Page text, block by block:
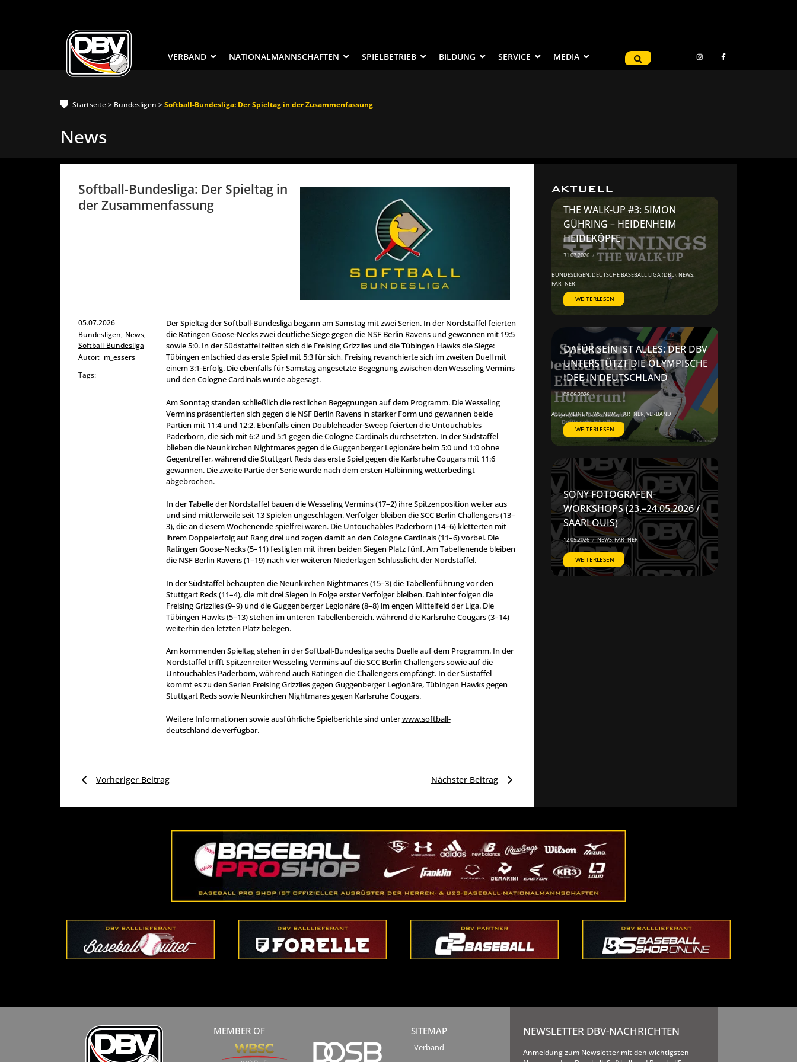
VERBAND NATIONALMANNSCHAFTEN SPIELBETRIEB BILDUNG SERVICE MEDIA
Startseite> Bundesligen >Softball-Bundesliga: Der Spieltag in der Zusammenfassung
News
Softball-Bundesliga: Der Spieltag in
der Zusammenfassung
05.07.2026
Bundesligen, News,
Softball-Bundesliga
Autor: m_essers
Tags:
Der Spieltag der Softball-Bundesliga begann am Samstag mit zwei Serien. In der Nordstaffel feierten
die Ratingen Goose-Necks zwei deutliche Siege gegen die NSF Berlin Ravens und gewannen mit 19:5
sowie 5:0. In der Südstaffel teilten sich die Freising Grizzlies und die Tübingen Hawks die Siege:
Tübingen entschied das erste Spiel mit 5:3 für sich, Freising revanchierte sich im zweiten Duell mit
einem 3:1-Erfolg. Die ebenfalls für Samstag angesetzte Begegnung zwischen den Wesseling Vermins
und den Cologne Cardinals wurde abgesagt.
Am Sonntag standen schließlich die restlichen Begegnungen auf dem Programm. Die Wesseling
Vermins präsentierten sich gegen die NSF Berlin Ravens in starker Form und gewannen beide
Partien mit 11:4 und 12:2. Ebenfalls einen Doubleheader-Sweep feierten die Untouchables
Paderborn, die sich mit 6:2 und 5:1 gegen die Cologne Cardinals durchsetzten. In der Südstaffel
blieben die Neunkirchen Nightmares gegen die Guggenberger Legionäre beim 5:0 und 1:0 ohne
Gegentreffer, während die Stuttgart Reds das erste Spiel gegen die Karlsruhe Cougars mit 11:6
gewannen. Die zweite Partie der Serie wurde nach dem ersten Halbinning wetterbedingt
abgebrochen.
In der Tabelle der Nordstaffel bauen die Wesseling Vermins (17–2) ihre Spitzenposition weiter aus
und sind mittlerweile seit 13 Spielen ungeschlagen. Verfolger bleiben die SCC Berlin Challengers (13–
3), die an diesem Wochenende spielfrei waren. Die Untouchables Paderborn (14–6) kletterten mit
ihrem Doppelerfolg auf Rang drei und zogen damit an den Cologne Cardinals (11–6) vorbei. Die
Ratingen Goose-Necks (5–11) festigten mit ihren beiden Siegen Platz fünf. Am Tabellenende bleiben
die NSF Berlin Ravens (1–19) nach vier weiteren Niederlagen Schlusslicht der Nordstaffel.
In der Südstaffel behaupten die Neunkirchen Nightmares (15–3) die Tabellenführung vor den
Stuttgart Reds (11–4), die mit drei Siegen in Folge erster Verfolger bleiben. Dahinter folgen die
Freising Grizzlies (9–9) und die Guggenberger Legionäre (8–8) im engen Mittelfeld der Liga. Die
Tübingen Hawks (5–13) stehen im unteren Tabellenbereich, während die Karlsruhe Cougars (3–14)
weiterhin den letzten Platz belegen.
Am kommenden Spieltag stehen in der Softball-Bundesliga sechs Duelle auf dem Programm. In der
Nordstaffel trifft Spitzenreiter Wesseling Vermins auf die SCC Berlin Challengers sowie auf die
Untouchables Paderborn, während auch Ratingen die Challengers empfängt. In der Süstaffel
kommt es zu den Serien Freising Grizzlies gegen Guggenberger Legionäre, Tübingen Hawks gegen
Stuttgart Reds sowie Neunkirchen Nightmares gegen Karlsruhe Cougars.
Weitere Informationen sowie ausführliche Spielberichte sind unterwww.softball-
deutschland.deverfügbar.
Vorheriger Beitrag Nächster Beitrag
AKTUELL
THE WALK-UP #3: SIMON
GÜHRING – HEIDENHEIM
HEIDEKÖPFE
31.07.2026 /
BUNDESLIGEN,DEUTSCHE BASEBALL LIGA (DBL),NEWS,
PARTNER
WEITERLESEN
DAFÜR SEIN IST ALLES: DER DBV
UNTERSTÜTZT DIE OLYMPISCHE
IDEE IN DEUTSCHLAND
08.06.2026 /
ALLGEMEINE NEWS,NEWS,PARTNER,VERBAND
WEITERLESEN
SONY FOTOGRAFEN-
WORKSHOPS (23.–24.05.2026 /
SAARLOUIS)
12.05.2026 / NEWS,PARTNER
WEITERLESEN
MEMBER OF SITEMAP
Verband
NEWSLETTER DBV-NACHRICHTEN
Anmeldung zum Newsletter mit den wichtigsten